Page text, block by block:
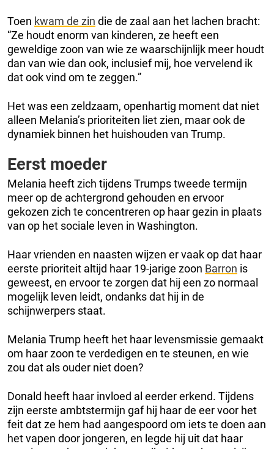
Toen kwam de zin die de zaal aan het lachen bracht:
“Ze houdt enorm van kinderen, ze heeft een
geweldige zoon van wie ze waarschijnlijk meer houdt
dan van wie dan ook, inclusief mij, hoe vervelend ik
dat ook vind om te zeggen.”
Het was een zeldzaam, openhartig moment dat niet
alleen Melania’s prioriteiten liet zien, maar ook de
dynamiek binnen het huishouden van Trump.
Eerst moeder
Melania heeft zich tijdens Trumps tweede termijn
meer op de achtergrond gehouden en ervoor
gekozen zich te concentreren op haar gezin in plaats
van op het sociale leven in Washington.
Haar vrienden en naasten wijzen er vaak op dat haar
eerste prioriteit altijd haar 19-jarige zoon Barron is
geweest, en ervoor te zorgen dat hij een zo normaal
mogelijk leven leidt, ondanks dat hij in de
schijnwerpers staat.
Melania Trump heeft het haar levensmissie gemaakt
om haar zoon te verdedigen en te steunen, en wie
zou dat als ouder niet doen?
Donald heeft haar invloed al eerder erkend. Tijdens
zijn eerste ambtstermijn gaf hij haar de eer voor het
feit dat ze hem had aangespoord om iets te doen aan
het vapen door jongeren, en legde hij uit dat haar